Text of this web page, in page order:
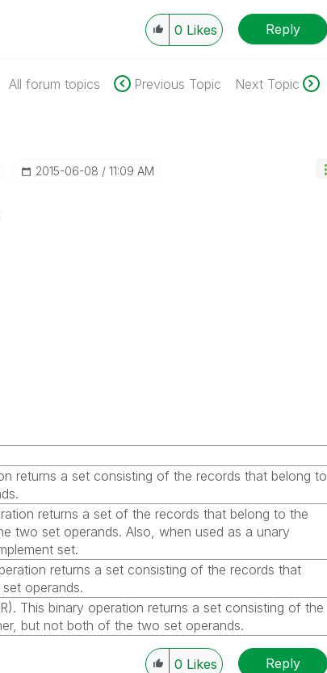
0 Likes Reply
All forum topics Previous Topic Next Topic
‎2015-06-08 11:09 AM
returns a set consisting of the records that belong to
returns a set of the records that belong to the
two set operands. Also, when used as a unary
set.
returns a set consisting of the records that
operands.
This binary operation returns a set consisting of the
but not both of the two set operands.
0 Likes Reply